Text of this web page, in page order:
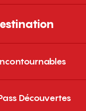
Découvertes
3